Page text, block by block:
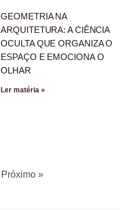
GEOMETRIA NA
ARQUITETURA: A CIÊNCIA
OCULTA QUE ORGANIZA O
ESPAÇO E EMOCIONA O
OLHAR
Ler matéria »
Próximo »